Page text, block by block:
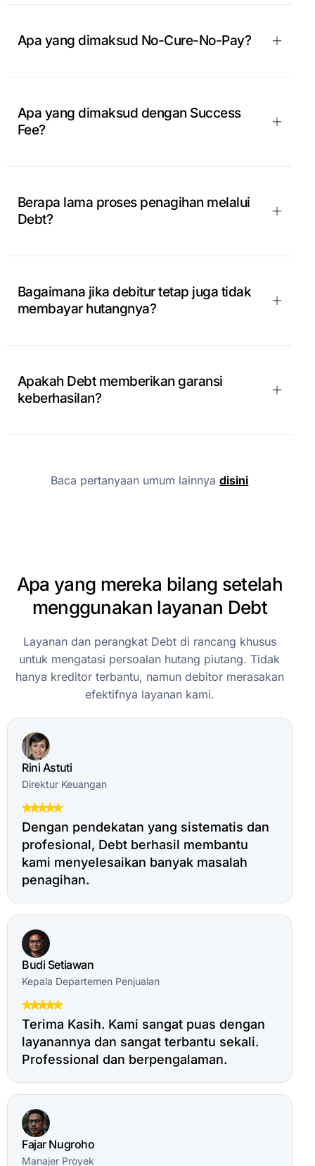
Apa yang dimaksud No-Cure-No-Pay?
Apa yang dimaksud dengan Success
Fee?
Berapa lama proses penagihan melalui
Debt?
Bagaimana jika debitur tetap juga tidak
membayar hutangnya?
Apakah Debt memberikan garansi
keberhasilan?
Baca pertanyaan umum lainnyadisini
Apa yang mereka bilang setelah
menggunakan layanan Debt
Layanan dan perangkat Debt di rancang khusus
untuk mengatasi persoalan hutang piutang. Tidak
hanya kreditor terbantu, namun debitor merasakan
efektifnya layanan kami.
Rini Astuti
Direktur Keuangan
Dengan pendekatan yang sistematis dan
profesional, Debt berhasil membantu
kami menyelesaikan banyak masalah
penagihan.
Budi Setiawan
Kepala Departemen Penjualan
Terima Kasih. Kami sangat puas dengan
layanannya dan sangat terbantu sekali.
Professional dan berpengalaman.
Fajar Nugroho
Manajer Proyek